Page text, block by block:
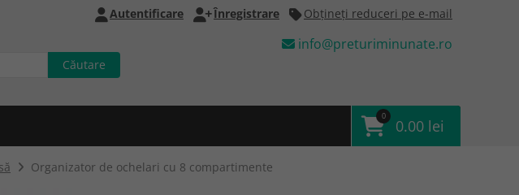
Autentificare Înregistrare Obţineţi reduceri pe e-mail
info@preturiminunate.ro
0
0.00 lei
Organizator de ochelari cu 8 compartimente